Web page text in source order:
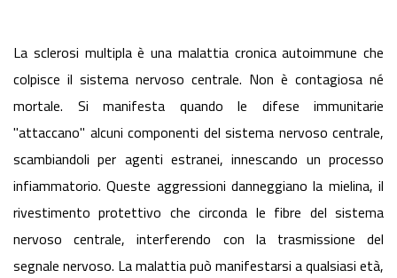
La sclerosi multipla è una malattia cronica autoimmune che
colpisce il sistema nervoso centrale. Non è contagiosa né
mortale. Si manifesta quando le difese immunitarie
"attaccano" alcuni componenti del sistema nervoso centrale,
scambiandoli per agenti estranei, innescando un processo
infiammatorio. Queste aggressioni danneggiano la mielina, il
rivestimento protettivo che circonda le fibre del sistema
nervoso centrale, interferendo con la trasmissione del
segnale nervoso. La malattia può manifestarsi a qualsiasi età,